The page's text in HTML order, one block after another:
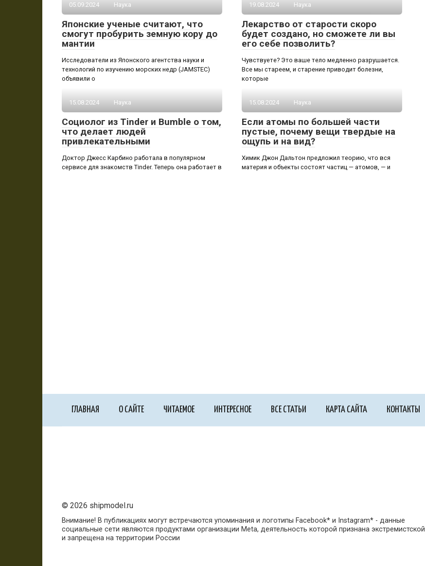
05.09.2024 Наука
Японские ученые считают, что
смогут пробурить земную кору до
мантии
Исследователи из Японского агентства науки и
технологий по изучению морских недр (JAMSTEC)
объявили о
19.08.2024 Наука
Лекарство от старости скоро
будет создано, но сможете ли вы
его себе позволить?
Чувствуете? Это ваше тело медленно разрушается.
Все мы стареем, и старение приводит болезни,
которые
15.08.2024 Наука
Социолог из Tinder и Bumble о том,
что делает людей
привлекательными
Доктор Джесс Карбино работала в популярном
сервисе для знакомств Tinder. Теперь она работает в
15.08.2024 Наука
Если атомы по большей части
пустые, почему вещи твердые на
ощупь и на вид?
Химик Джон Дальтон предложил теорию, что вся
материя и объекты состоят частиц — атомов, — и
ГЛАВНАЯ О САЙТЕ ЧИТАЕМОЕ ИНТЕРЕСНОЕ ВСЕ СТАТЬИ КАРТА САЙТА КОНТАКТЫ
© 2026 shipmodel.ru
Внимание! В публикациях могут встречаются упоминания и логотипы Facebook* и Instagram* - данные
социальные сети являются продуктами организации Meta, деятельность которой признана экстремистской
и запрещена на территории России